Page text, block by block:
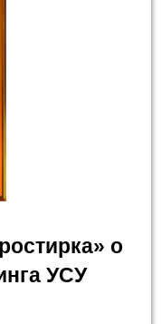
о
УСУ